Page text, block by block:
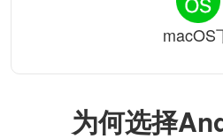
为何选择
macOS